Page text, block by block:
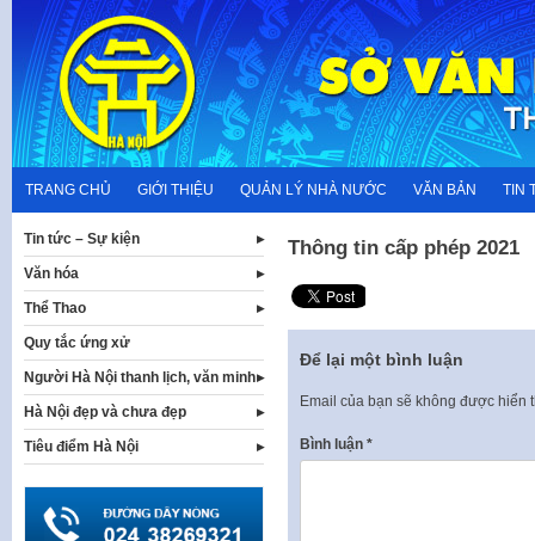
content
TRANG CHỦ GIỚI THIỆU QUẢN LÝ NHÀ NƯỚC VĂN BẢN TIN
Thông tin cấp phép 2021
Để lại một bình luận
Email của bạn sẽ không được hiển
Bình luận *
Tin tức – Sự kiện
Văn hóa
Thể Thao
Quy tắc ứng xử
Người Hà Nội thanh lịch, văn minh
Hà Nội đẹp và chưa đẹp
Tiêu điểm Hà Nội